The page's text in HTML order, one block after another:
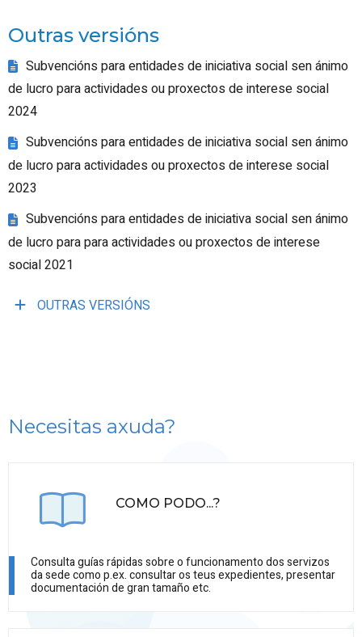
Outras versións
Subvencións para entidades de iniciativa social sen ánimo
de lucro para actividades ou proxectos de interese social
2024
Subvencións para entidades de iniciativa social sen ánimo
de lucro para actividades ou proxectos de interese social
2023
Subvencións para entidades de iniciativa social sen ánimo
de lucro para para actividades ou proxectos de interese
social 2021
OUTRAS VERSIÓNS
Necesitas axuda?
COMO PODO...?
Consulta guías rápidas sobre o funcionamento dos servizos
da sede como p.ex. consultar os teus expedientes, presentar
documentación de gran tamaño etc.